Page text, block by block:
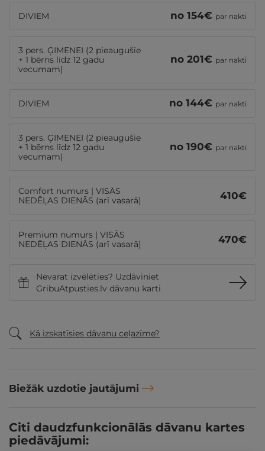
DIVIEM no 154€ par nakti
3 pers. ĢIMENEI (2 pieaugušie
+ 1 bērns līdz 12 gadu
vecumam)
no 201€ par nakti
DIVIEM no 144€ par nakti
3 pers. ĢIMENEI (2 pieaugušie
+ 1 bērns līdz 12 gadu
vecumam)
no 190€ par nakti
Comfort numurs | VISĀS
NEDĒĻAS DIENĀS (arī vasarā)
410€
Premium numurs | VISĀS
NEDĒĻAS DIENĀS (arī vasarā)
470€
Nevarat izvēlēties? Uzdāviniet
GribuAtpusties.lv dāvanu karti
Kā izskatīsies dāvanu ceļazīme?
Biežāk uzdotie jautājumi
Citi daudzfunkcionālās dāvanu kartes
piedāvājumi: